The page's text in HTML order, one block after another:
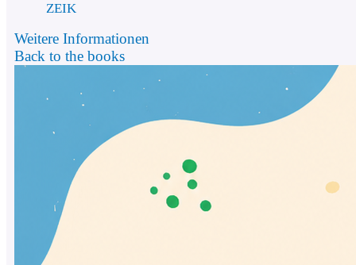
ZEIK
Weitere Informationen
Back to the books